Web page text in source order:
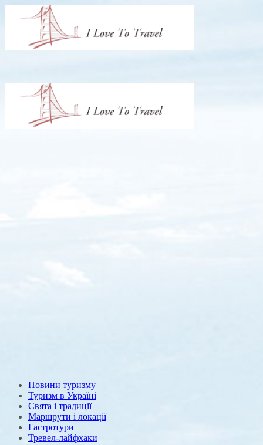
Новини туризму
Туризм в Україні
Свята і традиції
Маршрути і локації
Гастротури
Тревел-лайфхаки